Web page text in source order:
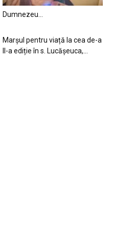
Dumnezeu…
Marșul pentru viață la cea de-a
II-a ediție în s. Lucășeuca,...